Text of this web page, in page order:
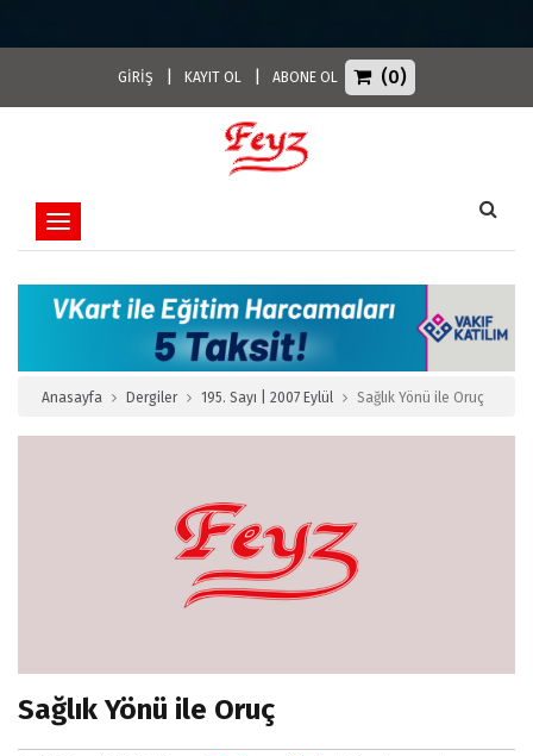
GİRİŞ KAYIT OL ABONE OL (0)
Toggle navigation
Anasayfa Dergiler 195. Sayı | 2007 Eylül Sağlık Yönü ile Oruç
Sağlık Yönü ile Oruç